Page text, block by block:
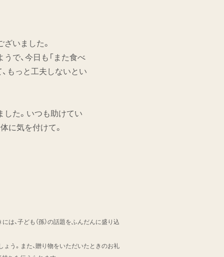
いました。
で、今日も「また食べ
もっと工夫しないとい
した。いつも助けてい
に気を付けて。
は、子ども（孫）の話題をふんだんに盛り込
ょう。また、贈り物をいただいたときのお礼